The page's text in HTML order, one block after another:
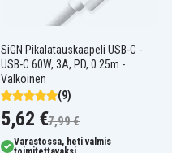
SiGN Pikalatauskaapeli USB-C -
USB-C 60W, 3A, PD, 0.25m -
Valkoinen
(9)
5,62 €7,99 €
Varastossa, heti valmis